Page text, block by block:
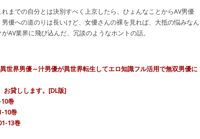
までの自分とは決別すべく上京したら、ひょんなことからAV男優
優への道のりは長いけど、女優さんの裸を見れば、大抵の悩みなん
AV業界に飛び込んだ、冗談のようなホントの話。
世界男優～汁男優が異世界転生してエロ知識フル活用で無双男優に
お貸しします。[DL版]
巻
10巻
13巻